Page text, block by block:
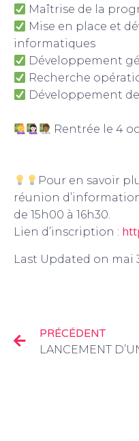
Maîtrise de la
Mise en place et
informatiques
Développement
Recherche
Développement
Rentrée le 4
Pour en savoir
réunion
de 15h00 à 16h30.
Lien d’inscription :
Last Updated on mai
PRÉCÉDENT